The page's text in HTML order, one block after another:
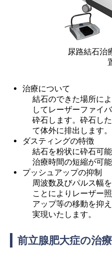
尿路結石治
治療について
結石のできた場所に
してレーザーファイ
砕石します。砕石し
て体外に排出します。
ダスティングの特徴
結石を粉状に砕石可
治療時間の短縮が可能
プッシュアップの抑制
周波数及びパルス幅
ことによりレーザー
アップ等の移動を抑
実現いたします。
前立腺肥大症の治療